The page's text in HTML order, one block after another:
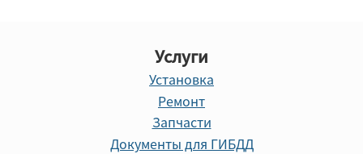
Услуги
Установка
Ремонт
Запчасти
Документы для ГИБДД